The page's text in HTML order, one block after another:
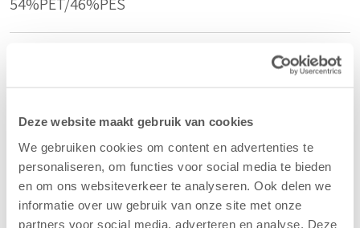
Deze website maakt gebruik van cookies
We gebruiken cookies om content en advertenties te
personaliseren, om functies voor social media te bieden
en om ons websiteverkeer te analyseren. Ook delen we
informatie over uw gebruik van onze site met onze
partners voor social media, adverteren en analyse. Deze
54%PET/46%PES
Breedte/hoogte
300 cm